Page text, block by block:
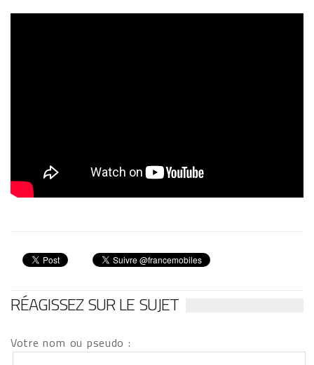
RÉAGISSEZ SUR LE SUJET
Votre nom ou pseudo :